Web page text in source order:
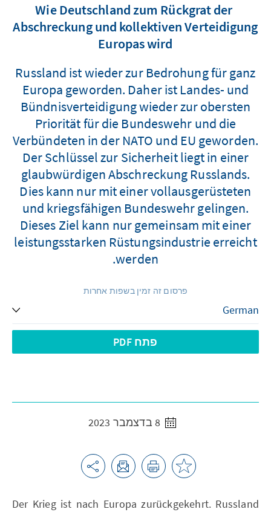
Wie Deutschland zum Rückgrat der
Abschreckung und kollektiven Verteidigung
Europas wird
Russland ist wieder zur Bedrohung für ganz
Europa geworden. Daher ist Landes- und
Bündnisverteidigung wieder zur obersten
Priorität für die Bundeswehr und die
Verbündeten in der NATO und EU geworden.
Der Schlüssel zur Sicherheit liegt in einer
glaubwürdigen Abschreckung Russlands.
Dies kann nur mit einer vollausgerüsteten
und kriegsfähigen Bundeswehr gelingen.
Dieses Ziel kann nur gemeinsam mit einer
leistungsstarken Rüstungsindustrie erreicht
werden.
פרסום זה זמין בשפות אחרות
פתח PDF
Der Krieg ist nach Europa zurückgekehrt. Russland